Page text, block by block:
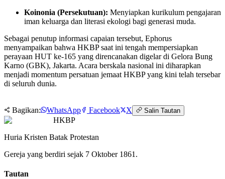
Koinonia (Persekutuan): Menyiapkan kurikulum pengajaran
iman keluarga dan literasi ekologi bagi generasi muda.
Sebagai penutup informasi capaian tersebut, Ephorus
menyampaikan bahwa HKBP saat ini tengah mempersiapkan
perayaan HUT ke-165 yang direncanakan digelar di Gelora Bung
Karno (GBK), Jakarta. Acara berskala nasional ini diharapkan
menjadi momentum persatuan jemaat HKBP yang kini telah tersebar
di seluruh dunia.
Bagikan: WhatsApp Facebook X Salin Tautan
HKBP
Huria Kristen Batak Protestan
Gereja yang berdiri sejak 7 Oktober 1861.
Tautan